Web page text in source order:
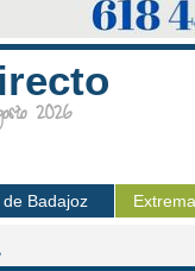
2026
Badajoz